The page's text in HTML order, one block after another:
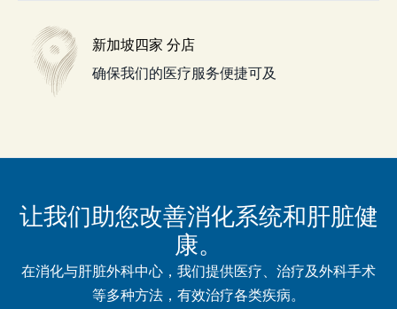
新加坡四家 分店
确保我们的医疗服务便捷可及
让我们助您改善消化系统和肝脏健
康。
在消化与肝脏外科中心，我们提供医疗、治疗及外科手术
等多种方法，有效治疗各类疾病。